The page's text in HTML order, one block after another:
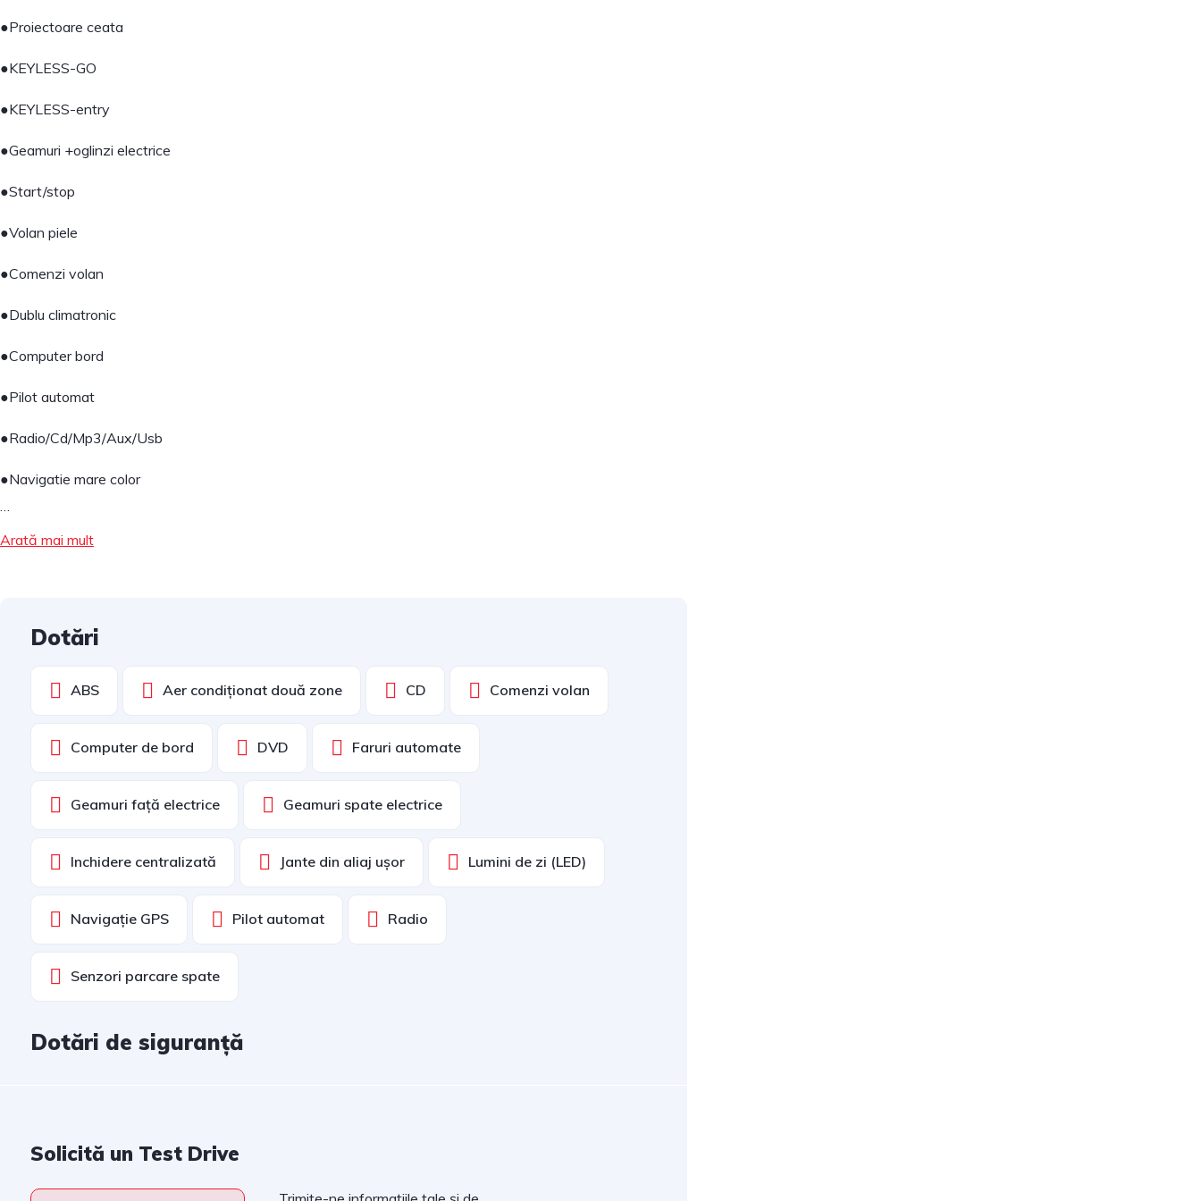
●Proiectoare ceata
●KEYLESS-GO
●KEYLESS-entry
●Geamuri +oglinzi electrice
●Start/stop
●Volan piele
●Comenzi volan
●Dublu climatronic
●Computer bord
●Pilot automat
●Radio/Cd/Mp3/Aux/Usb
●Navigatie mare color
…
Arată mai mult
Dotări
ABS Aer condiționat două zone CD Comenzi volan
Computer de bord DVD Faruri automate
Geamuri față electrice Geamuri spate electrice
Inchidere centralizată Jante din aliaj ușor Lumini de zi (LED)
Navigație GPS Pilot automat Radio
Senzori parcare spate
Dotări de siguranță
Solicită un Test Drive